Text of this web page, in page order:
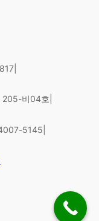
205-비04호
5145